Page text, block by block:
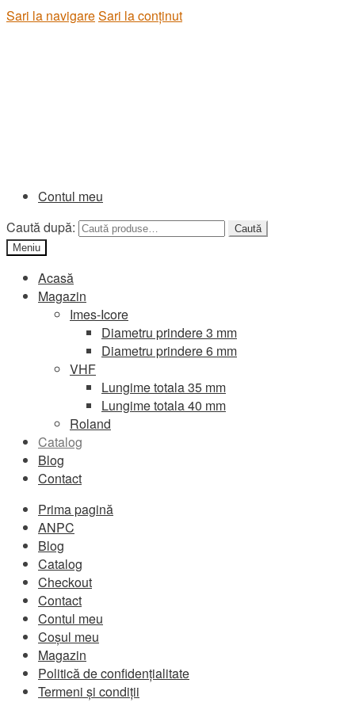
Sari la navigareSari la conținut
Contul meu
Caută după:
Caută
Meniu
Acasă
Magazin
Imes-Icore
Diametru prindere 3 mm
Diametru prindere 6 mm
VHF
Lungime totala 35 mm
Lungime totala 40 mm
Roland
Catalog
Blog
Contact
Prima pagină
ANPC
Blog
Catalog
Checkout
Contact
Contul meu
Coșul meu
Magazin
Politică de confidențialitate
Termeni și condiții